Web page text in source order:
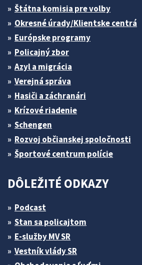
Štátna komisia pre volby
Okresné úrady/Klientske centrá
Európske programy
Policajný zbor
Azyl a migrácia
Verejná správa
Hasiči a záchranári
Krízové riadenie
Schengen
Rozvoj občianskej spoločnosti
Športové centrum polície
DÔLEŽITÉ ODKAZY
Podcast
Stan sa policajtom
E-služby MV SR
Vestník vlády SR